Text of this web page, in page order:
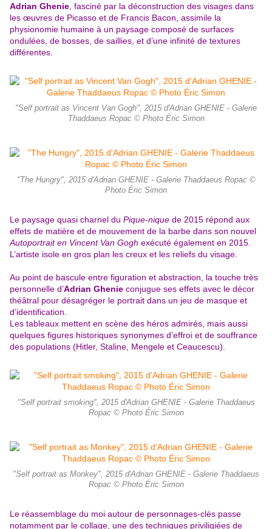
Adrian Ghenie , fasciné par la déconstruction des visages dans
les œuvres de Picasso et de Francis Bacon, assimile la
physionomie humaine à un paysage composé de surfaces
ondulées, de bosses, de saillies, et d’une infinité de textures
différentes.
"Self portrait as Vincent Van Gogh", 2015 d'Adrian GHENIE - Galerie
Thaddaeus Ropac © Photo Éric Simon
"The Hungry", 2015 d'Adrian GHENIE - Galerie Thaddaeus Ropac ©
Photo Éric Simon
Le paysage quasi charnel du Pique-nique de 2015 répond aux
effets de matière et de mouvement de la barbe dans son nouvel
Autoportrait en Vincent Van Gogh exécuté également en 2015.
L’artiste isole en gros plan les creux et les reliefs du visage.
Au point de bascule entre figuration et abstraction, la touche très
personnelle d’Adrian Ghenie conjugue ses effets avec le décor
théâtral pour désagréger le portrait dans un jeu de masque et
d’identification.
Les tableaux mettent en scène des héros admirés, mais aussi
quelques figures historiques synonymes d’effroi et de souffrance
des populations (Hitler, Staline, Mengele et Ceaucescu).
"Self portrait smoking", 2015 d'Adrian GHENIE - Galerie Thaddaeus
Ropac © Photo Éric Simon
"Self portrait as Monkey", 2015 d'Adrian GHENIE - Galerie Thaddaeus
Ropac © Photo Éric Simon
Le réassemblage du moi autour de personnages-clés passe
notamment par le collage, une des techniques priviligiées de